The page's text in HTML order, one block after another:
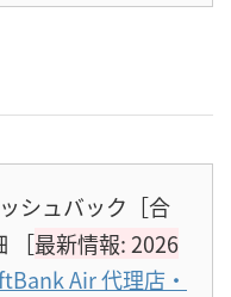
シュバック［合
［最新情報: 2026
Air 代理店・